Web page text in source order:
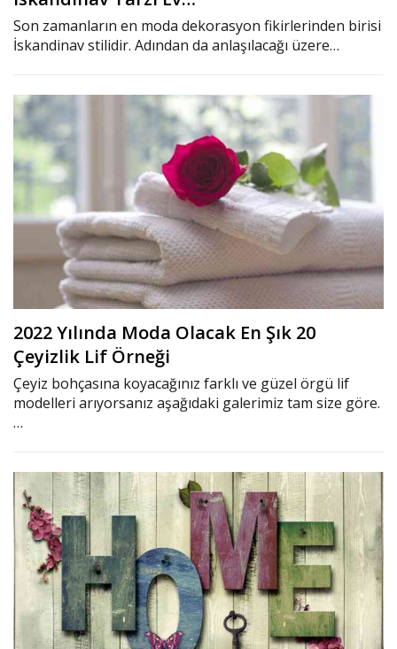
Son zamanların en moda dekorasyon fikirlerinden birisi
İskandinav stilidir. Adından da anlaşılacağı üzere…
2022 Yılında Moda Olacak En Şık 20
Çeyizlik Lif Örneği
Çeyiz bohçasına koyacağınız farklı ve güzel örgü lif
modelleri arıyorsanız aşağıdaki galerimiz tam size göre.
…